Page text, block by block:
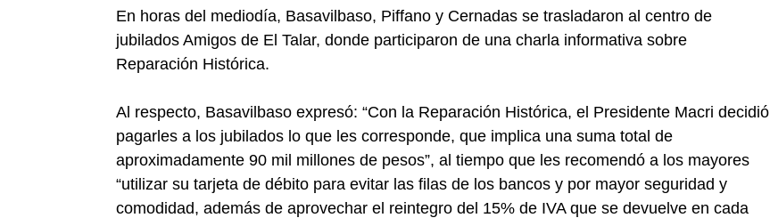
En horas del mediodía, Basavilbaso, Piffano y Cernadas se trasladaron al centro de
jubilados Amigos de El Talar, donde participaron de una charla informativa sobre
Reparación Histórica.
Al respecto, Basavilbaso expresó: “Con la Reparación Histórica, el Presidente Macri decidió
pagarles a los jubilados lo que les corresponde, que implica una suma total de
aproximadamente 90 mil millones de pesos”, al tiempo que les recomendó a los mayores
“utilizar su tarjeta de débito para evitar las filas de los bancos y por mayor seguridad y
comodidad, además de aprovechar el reintegro del 15% de IVA que se devuelve en cada